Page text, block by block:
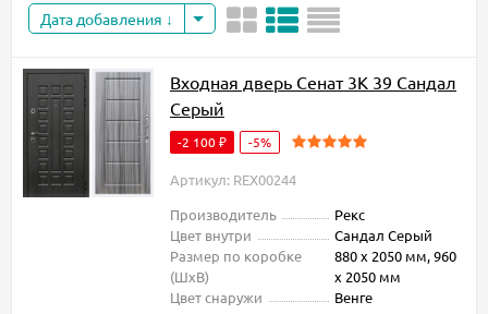
Дата добавления
Входная дверь Сенат 3К 39 Сандал
Серый
-2 100 ₽ -5%
Артикул: REX00244
Производитель
Рекс
Цвет внутри
Сандал Серый
Размер по коробке
(ШxВ)
880 х 2050 мм, 960
х 2050 мм
Цвет снаружи
Венге